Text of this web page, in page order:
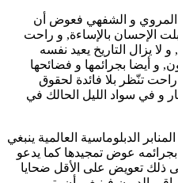
المروي و الشفهي فعوض أن
الإحسان بالإساءة, و راحت
يزال التاريخ يعيد نفسه
و أيضا بجرائمها و فضائحها
راحت تنّظر بلا فائدة لحقوق
و في سواد الليل الحالك في
الدبلوماسية العالمية ينبغي
عوض تمجيدها كما يدعو
ذلك تعويض على الأقل ضحايا